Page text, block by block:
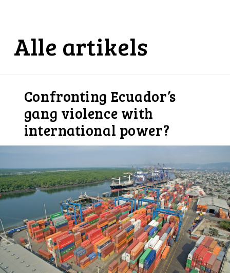
Alle artikels
Confronting Ecuador’s
gang violence with
international power?